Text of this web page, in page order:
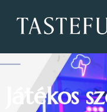
Játékos